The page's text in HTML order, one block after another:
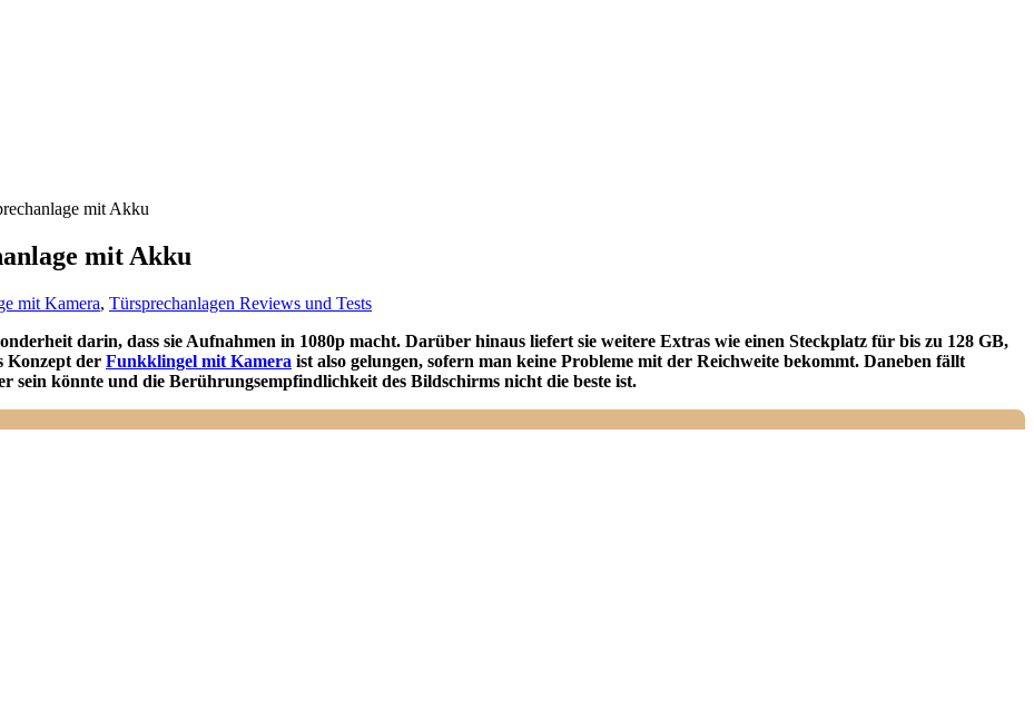
mit Akku
mit Akku
mit Kamera, Türsprechanlagen Reviews und Tests
darin, dass sie Aufnahmen in 1080p macht. Darüber hinaus liefert sie weitere Extras wie einen Steckplatz für bis zu 128 GB,
Konzept der Funkklingel mit Kamera ist also gelungen, sofern man keine Probleme mit der Reichweite bekommt. Daneben fällt
sein könnte und die Berührungsempfindlichkeit des Bildschirms nicht die beste ist.